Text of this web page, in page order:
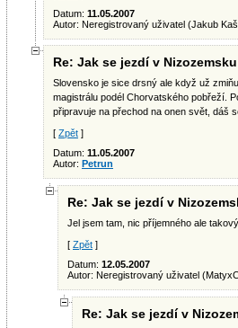
Datum: 11.05.2007
Autor: Neregistrovaný uživatel (Jakub
Re: Jak se jezdí v Nizozemsku
Slovensko je sice drsný ale když už
magistrálu podél Chorvatského pobřeží.
připravuje na přechod na onen svět, dáš
[ Zpět ]
Datum: 11.05.2007
Autor: Petrun
Re: Jak se jezdí v
Jel jsem tam, nic příjemného ale
[ Zpět ]
Datum: 12.05.2007
Autor: Neregistrovaný uživatel
Re: Jak se jezdí v